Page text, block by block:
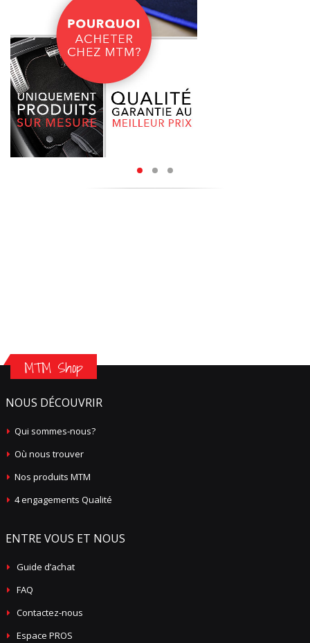
MTM Shop
NOUS DÉCOUVRIR
Qui sommes-nous?
Où nous trouver
Nos produits MTM
4 engagements Qualité
ENTRE VOUS ET NOUS
Guide d’achat
FAQ
Contactez-nous
Espace PROS